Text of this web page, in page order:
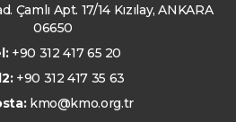
Çamlı Apt. 17/14 Kızılay, ANKARA
06650
+90 312 417 65 20
+90 312 417 35 63
kmo@kmo.org.tr